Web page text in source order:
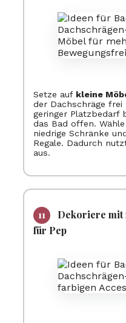
Setze auf kleine
der Dachschräge frei
geringer Platzbedarf
das Bad offen.
niedrige Schränke
Regale. Dadurch
aus.
Dekoriere mit
für Pep